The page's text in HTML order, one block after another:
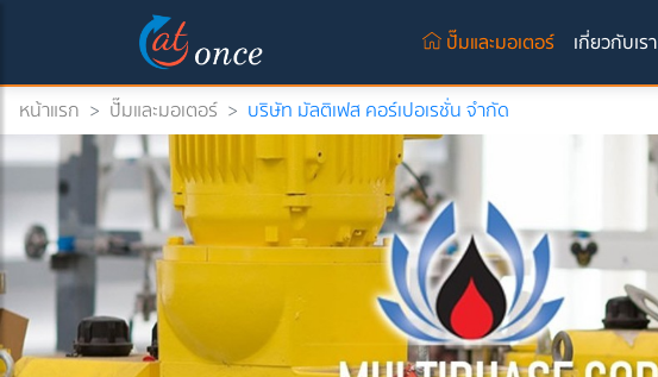
ปั๊มและมอเตอร์(current)
เกี่ยวกับเรา
หน้าแรก > ปั๊มและมอเตอร์ > บริษัท มัลติเฟส คอร์เปอเรชั่น จำกัด